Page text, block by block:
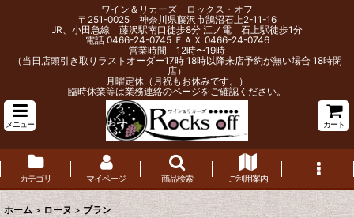
ワイン＆リカーズ ロックス・オフ
〒251-0025 神奈川県藤沢市鵠沼石上2-11-16
JR、小田急線 藤沢駅南口徒歩8分 江ノ電 石上駅徒歩1分
電話 0466-24-0745 ＦＡＸ 0466-24-0746
営業時間 12時〜19時
（当日店頭引き取りラストオーダー17時 18時以降来店予約が無い場合 18時閉
店）
月曜定休（月祝もお休みです。）
臨時休業等は業務連絡のページをご確認ください。
メニュー カート
カテゴリ マイページ 商品検索 ご利用案内
ホーム > ローヌ > ブラン